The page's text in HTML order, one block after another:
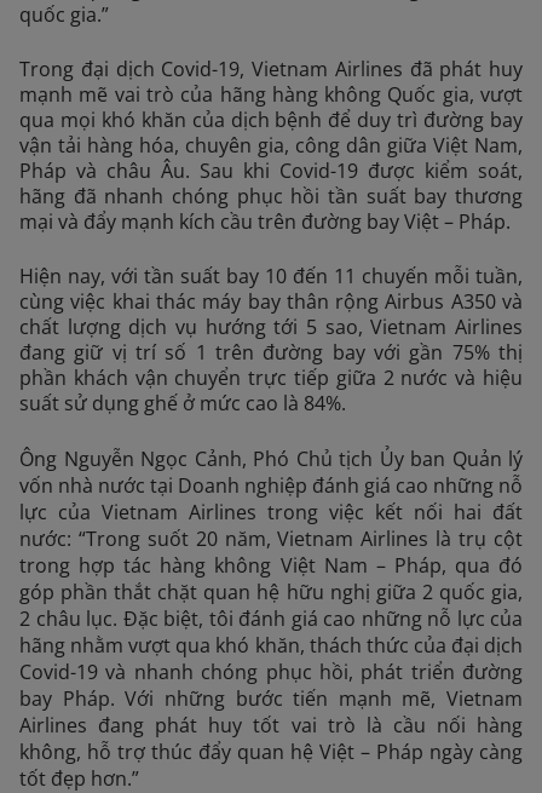
quốc gia.”
Trong đại dịch Covid-19, Vietnam Airlines đã phát huy
mạnh mẽ vai trò của hãng hàng không Quốc gia, vượt
qua mọi khó khăn của dịch bệnh để duy trì đường bay
vận tải hàng hóa, chuyên gia, công dân giữa Việt Nam,
Pháp và châu Âu. Sau khi Covid-19 được kiểm soát,
hãng đã nhanh chóng phục hồi tần suất bay thương
mại và đẩy mạnh kích cầu trên đường bay Việt – Pháp.
Hiện nay, với tần suất bay 10 đến 11 chuyến mỗi tuần,
cùng việc khai thác máy bay thân rộng Airbus A350 và
chất lượng dịch vụ hướng tới 5 sao, Vietnam Airlines
đang giữ vị trí số 1 trên đường bay với gần 75% thị
phần khách vận chuyển trực tiếp giữa 2 nước và hiệu
suất sử dụng ghế ở mức cao là 84%.
Ông Nguyễn Ngọc Cảnh, Phó Chủ tịch Ủy ban Quản lý
vốn nhà nước tại Doanh nghiệp đánh giá cao những nỗ
lực của Vietnam Airlines trong việc kết nối hai đất
nước: “Trong suốt 20 năm, Vietnam Airlines là trụ cột
trong hợp tác hàng không Việt Nam – Pháp, qua đó
góp phần thắt chặt quan hệ hữu nghị giữa 2 quốc gia,
2 châu lục. Đặc biệt, tôi đánh giá cao những nỗ lực của
hãng nhằm vượt qua khó khăn, thách thức của đại dịch
Covid-19 và nhanh chóng phục hồi, phát triển đường
bay Pháp. Với những bước tiến mạnh mẽ, Vietnam
Airlines đang phát huy tốt vai trò là cầu nối hàng
không, hỗ trợ thúc đẩy quan hệ Việt – Pháp ngày càng
tốt đẹp hơn.”